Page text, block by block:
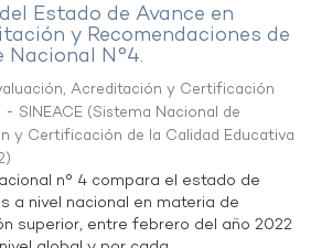
Estado de Avance en
y Recomendaciones de
N°4.
Acreditación y Certificación
SINEACE (Sistema Nacional de
y Certificación de la Calidad Educativa
)
n° 4 compara el estado de
a nivel nacional en materia de
superior, entre febrero del año 2022